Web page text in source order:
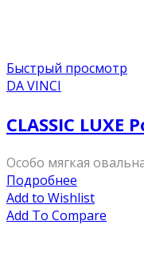
Быстрый просмотр
DA VINCI
CLASSIC
Особо мягкая
Подробнее
Add to Wishlist
Add To Compare